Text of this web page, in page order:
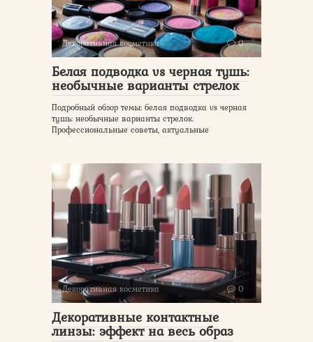
Декоративная косметика 0
Белая подводка vs черная тушь:
необычные варианты стрелок
Подробный обзор темы: белая подводка vs черная
тушь: необычные варианты стрелок.
Профессиональные советы, актуальные
Декоративная косметика 0
Декоративные контактные
линзы: эффект на весь образ